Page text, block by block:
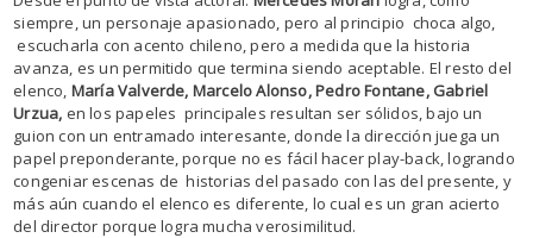
siempre, un personaje apasionado, pero al principio choca algo,
escucharla con acento chileno, pero a medida que la historia
avanza, es un permitido que termina siendo aceptable. El resto del
elenco, María Valverde, Marcelo Alonso, Pedro Fontane, Gabriel
Urzua, en los papeles principales resultan ser sólidos, bajo un
guion con un entramado interesante, donde la dirección juega un
papel preponderante, porque no es fácil hacer play-back, logrando
congeniar escenas de historias del pasado con las del presente, y
más aún cuando el elenco es diferente, lo cual es un gran acierto
del director porque logra mucha verosimilitud.